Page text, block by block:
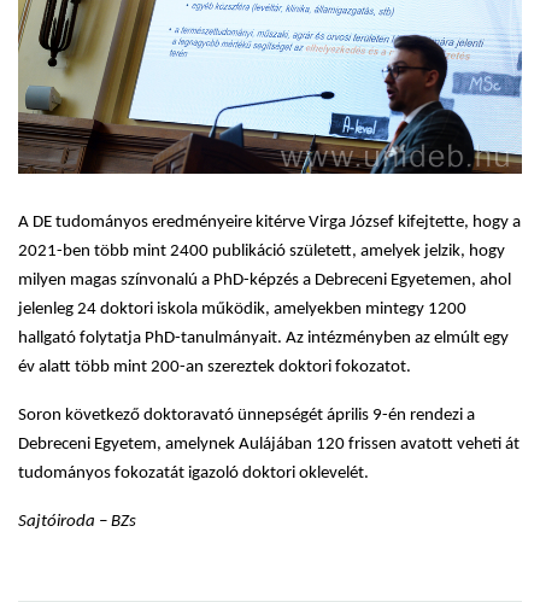
A DE tudományos eredményeire kitérve Virga József kifejtette, hogy a
2021-ben több mint 2400 publikáció született, amelyek jelzik, hogy
milyen magas színvonalú a PhD-képzés a Debreceni Egyetemen, ahol
jelenleg 24 doktori iskola működik, amelyekben mintegy 1200
hallgató folytatja PhD-tanulmányait. Az intézményben az elmúlt egy
év alatt több mint 200-an szereztek doktori fokozatot.
Soron következő doktoravató ünnepségét április 9-én rendezi a
Debreceni Egyetem, amelynek Aulájában 120 frissen avatott veheti át
tudományos fokozatát igazoló doktori oklevelét.
Sajtóiroda – BZs